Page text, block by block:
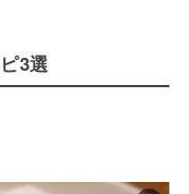
3選